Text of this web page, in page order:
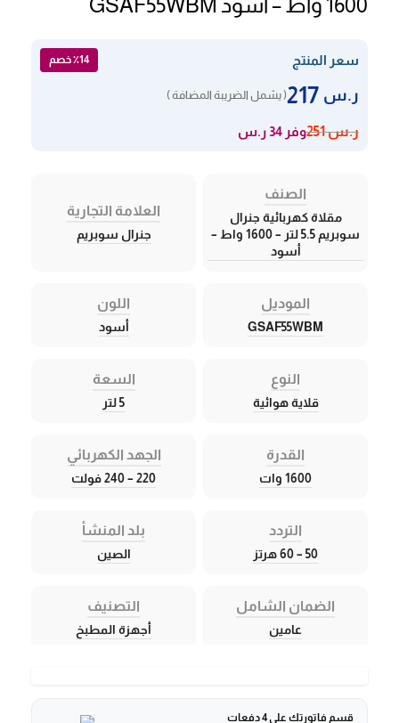
1600 واط – أسود GSAF55WBM
سعر المنتج ٪14 خصم
ر.س ( يشمل الضريبة المضافة )
ر.س251 وفر 34 ر.س
الصنف
مقلاة كهربائية جنرال
سوبريم 5.5 لتر – 1600 واط –
أسود
العلامة التجارية
جنرال سوبريم
الموديل
GSAF55WBM
اللون
أسود
النوع
قلاية هوائية
السعة
5 لتر
القدرة
1600 وات
الجهد الكهربائي
220 – 240 فولت
التردد
50 – 60 هرتز
بلد المنشأ
الصين
الضمان الشامل
عامين
التصنيف
أجهزة المطبخ
قسم فاتورتك على 4 دفعات